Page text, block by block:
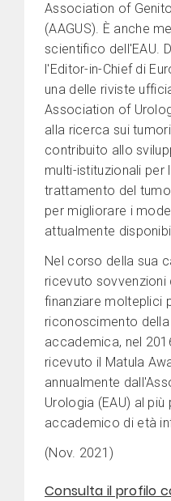
Association of
(AAGUS). È anche
scientifico dell'EAU.
l'Editor-in-Chief di
una delle riviste
Association of
alla ricerca sui
contribuito allo
multi-istituzionali per
trattamento del
per migliorare i
attualmente
Nel corso della sua
ricevuto sovvenzioni
finanziare molteplici
riconoscimento
accademica, nel
ricevuto il Matula
annualmente
Urologia (EAU) al
accademico di età
(Nov. 2021)
Consulta il profilo